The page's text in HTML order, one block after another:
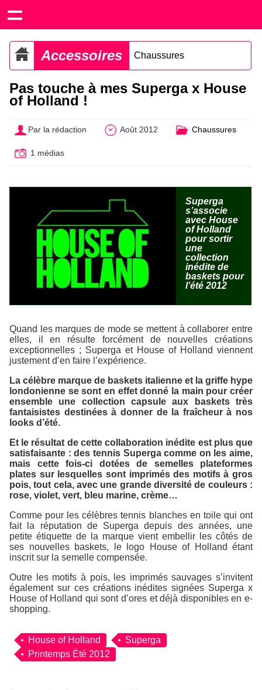
Accessoires Chaussures
Pas touche à mes Superga x House
of Holland !
Par la rédaction Août 2012 Chaussures
1 médias
Superga
s’associe
avec House
of Holland
pour sortir
une
collection
inédite de
baskets pour
l’été 2012
Quand les marques de mode se mettent à collaborer entre
elles, il en résulte forcément de nouvelles créations
exceptionnelles ; Superga et House of Holland viennent
justement d’en faire l’expérience.
La célèbre marque de baskets italienne et la griffe hype
londonienne se sont en effet donné la main pour créer
ensemble une collection capsule aux baskets très
fantaisistes destinées à donner de la fraîcheur à nos
looks d’été.
Et le résultat de cette collaboration inédite est plus que
satisfaisante : des tennis Superga comme on les aime,
mais cette fois-ci dotées de semelles plateformes
plates sur lesquelles sont imprimés des motifs à gros
pois, tout cela, avec une grande diversité de couleurs :
rose, violet, vert, bleu marine, crème…
Comme pour les célèbres tennis blanches en toile qui ont
fait la réputation de Superga depuis des années, une
petite étiquette de la marque vient embellir les côtés de
ses nouvelles baskets, le logo House of Holland étant
inscrit sur la semelle compensée.
Outre les motifs à pois, les imprimés sauvages s’invitent
également sur ces créations inédites signées Superga x
House of Holland qui sont d’ores et déjà disponibles en e-
shopping.
House of Holland
Superga
Printemps Été 2012